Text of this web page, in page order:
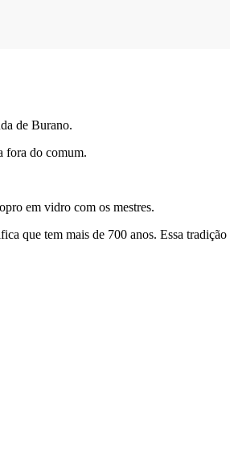
de Burano.
fora do comum.
em vidro com os mestres.
que tem mais de 700 anos. Essa